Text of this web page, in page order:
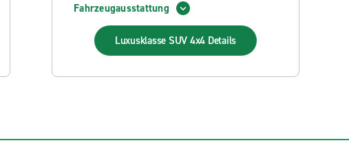
Fahrzeugausstattung
Luxusklasse SUV 4x4 Details